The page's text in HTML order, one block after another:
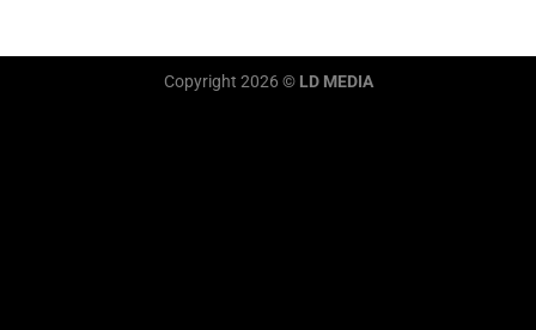
Copyright 2026 © LD MEDIA